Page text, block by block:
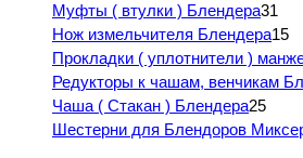
Муфты ( втулки ) Блендера31
Нож измельчителя Блендера15
Прокладки ( уплотнители )
Редукторы к чашам, венчикам
Чаша ( Стакан ) Блендера25
Шестерни для Блендоров